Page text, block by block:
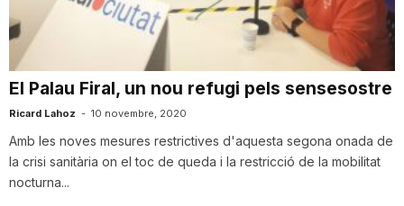
El Palau Firal, un nou refugi pels sensesostre
Ricard Lahoz - 10 novembre, 2020
Amb les noves mesures restrictives d'aquesta segona onada de
la crisi sanitària on el toc de queda i la restricció de la mobilitat
nocturna...